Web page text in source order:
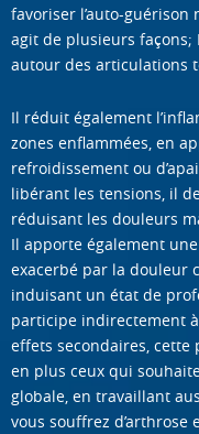
favoriser l’auto-
agit de plusieurs
autour des articulations
Il réduit également
zones enflammées, en
refroidissement ou
libérant les tensions, il
réduisant les douleurs
Il apporte également
exacerbé par la douleur
induisant un état de
participe indirectement
effets secondaires,
en plus ceux qui
globale, en travaillant
vous souffrez